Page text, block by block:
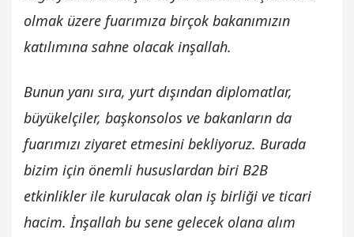
olmak üzere fuarımıza birçok bakanımızın
katılımına sahne olacak inşallah.
Bunun yanı sıra, yurt dışından diplomatlar,
büyükelçiler, başkonsolos ve bakanların da
fuarımızı ziyaret etmesini bekliyoruz. Burada
bizim için önemli hususlardan biri B2B
etkinlikler ile kurulacak olan iş birliği ve ticari
hacim. İnşallah bu sene gelecek olana alım